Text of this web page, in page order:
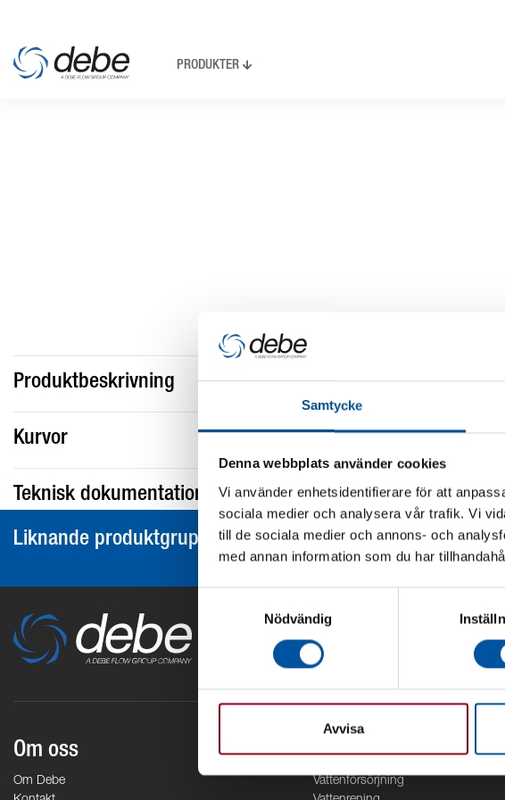
Samtycke
Denna webbplats använder cookies
Vi använder enhetsidentifierare för att
sociala medier och analysera vår trafik. Vi
till de sociala medier och annons- och
med annan information som du har
Nödvändig
Avvisa
PRODUKTER
Produktbeskrivning
Kurvor
Teknisk dokumentation
Liknande produktgrupper
Om oss
Om Debe
Områden
Vattenförsörjning